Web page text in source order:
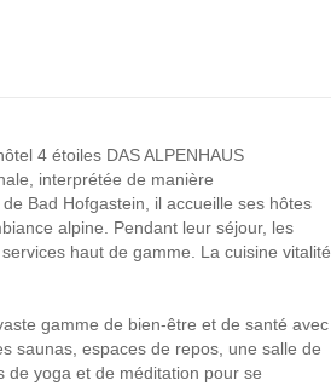
4 étoiles DAS ALPENHAUS
interprétée de manière
Bad Hofgastein, il accueille ses hôtes
alpine. Pendant leur séjour, les
haut de gamme. La cuisine vitalité
gamme de bien-être et de santé avec
saunas, espaces de repos, une salle de
de yoga et de méditation pour se